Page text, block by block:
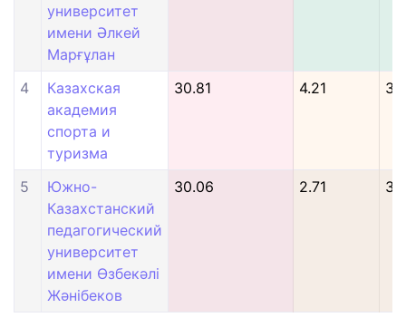
университет
имени Әлкей
Марғұлан
4
Казахская
академия
спорта и
туризма
30.81 4.21
5
Южно-
Казахстанский
педагогический
университет
имени Өзбекәлі
Жәнібеков
30.06 2.71